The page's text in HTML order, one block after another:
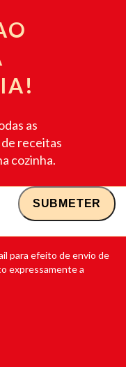
as
receitas
cozinha.
para efeito de envio de
expressamente a